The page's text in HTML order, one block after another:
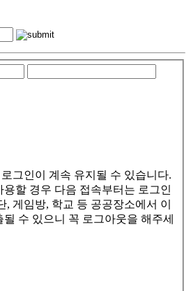
그인이 계속 유지될 수 있습니다.
할 경우 다음 접속부터는 로그인
, 게임방, 학교 등 공공장소에서 이
수 있으니 꼭 로그아웃을 해주세